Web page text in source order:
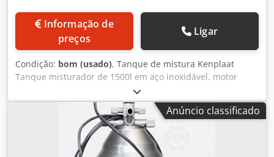
preços
Ligar
Condição: bom (usado), Tanque de mistura Kenplaat
Tanque misturador de 1500l em aço inoxidável, motor
montado no topo, deteção de nível, descarga lateral
inferior Dwodpfjrh Et Iex Apwsa
Anúncio classificado